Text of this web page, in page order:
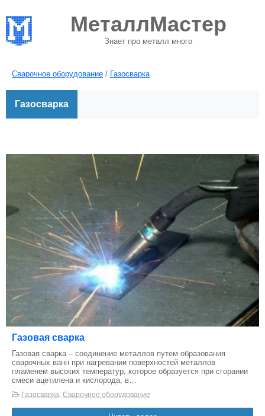
МеталлМастер
Знает про металл много
Сварочное оборудование / Газосварка
Газосварка
Газовая сварка
Газовая сварка – соединение металлов путем образования
сварочных ванн при нагревании поверхностей металлов
пламенем высоких температур, которое образуется при сгорании
смеси ацетилена и кислорода, в…
Газосварка, Сварочное оборудование